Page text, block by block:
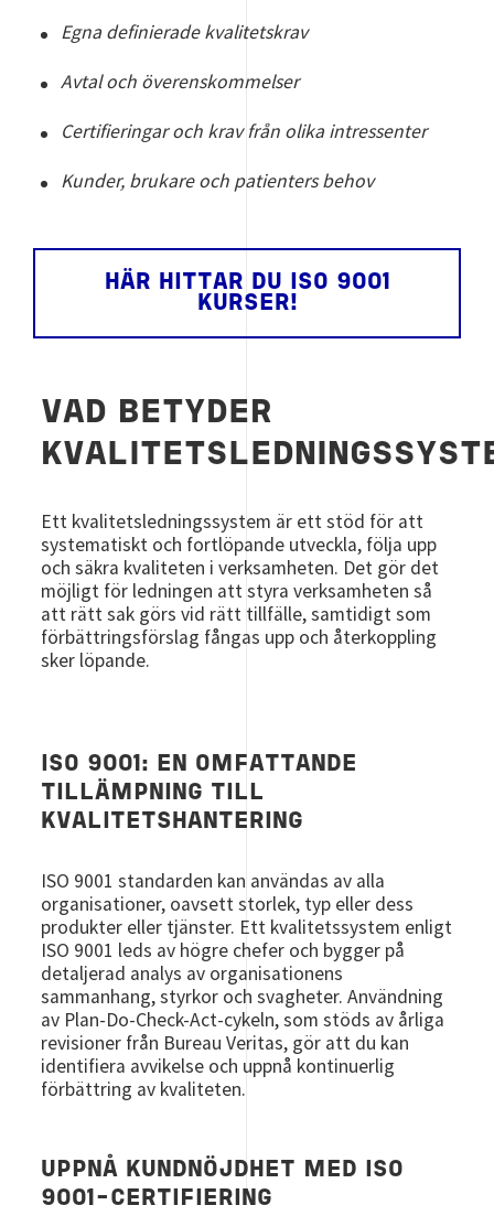
Egna definierade kvalitetskrav
Avtal och överenskommelser
Certifieringar och krav från olika intressenter
Kunder, brukare och patienters behov
HÄR HITTAR DU ISO 9001
KURSER!
VAD BETYDER
Ett kvalitetsledningssystem är ett stöd för att
systematiskt och fortlöpande utveckla, följa upp
och säkra kvaliteten i verksamheten. Det gör det
möjligt för ledningen att styra verksamheten så
att rätt sak görs vid rätt tillfälle, samtidigt som
förbättringsförslag fångas upp och återkoppling
sker löpande.
ISO 9001: EN OMFATTANDE
TILLÄMPNING TILL
KVALITETSHANTERING
ISO 9001 standarden kan användas av alla
organisationer, oavsett storlek, typ eller dess
produkter eller tjänster. Ett kvalitetssystem enligt
ISO 9001 leds av högre chefer och bygger på
detaljerad analys av organisationens
sammanhang, styrkor och svagheter. Användning
av Plan-Do-Check-Act-cykeln, som stöds av årliga
revisioner från Bureau Veritas, gör att du kan
identifiera avvikelse och uppnå kontinuerlig
förbättring av kvaliteten.
UPPNÅ KUNDNÖJDHET MED ISO
9001-CERTIFIERING